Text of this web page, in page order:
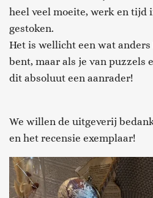
heel veel moeite, werk en tijd
gestoken.
Het is wellicht een wat
bent, maar als je van puzzels
dit absoluut een aanrader!
We willen de uitgeverij
en het recensie exemplaar!